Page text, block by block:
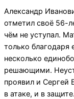
Александр
отметил своё 56-
чём не уступал.
только
несколько
решающими.
проявил и Сергей
в атаке, и в